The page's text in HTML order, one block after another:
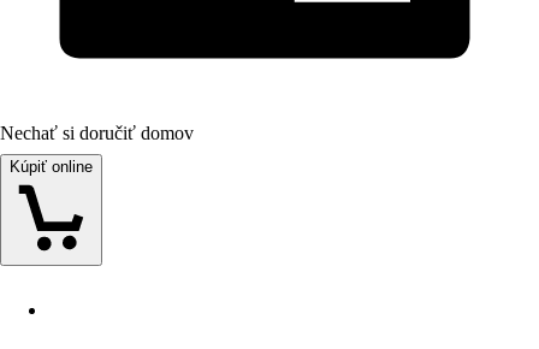
Nechať si doručiť domov
Kúpiť online